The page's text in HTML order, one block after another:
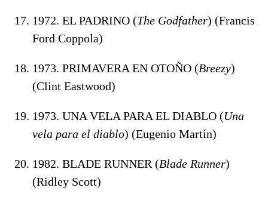
1972. EL PADRINO (The Godfather) (Francis
Ford Coppola)
1973. PRIMAVERA EN OTOÑO (Breezy)
(Clint Eastwood)
1973. UNA VELA PARA EL DIABLO (Una
vela para el diablo) (Eugenio Martín)
1982. BLADE RUNNER (Blade Runner)
(Ridley Scott)